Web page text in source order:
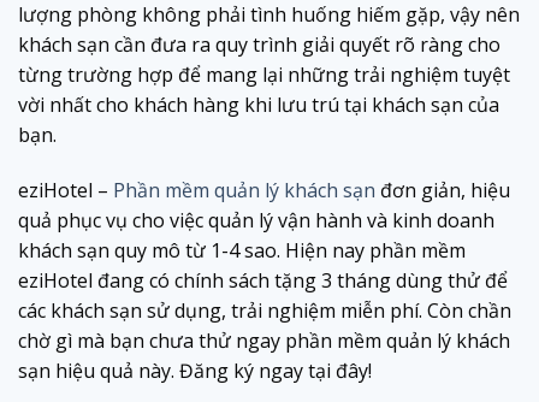
lượng phòng không phải tình huống hiếm gặp, vậy nên
khách sạn cần đưa ra quy trình giải quyết rõ ràng cho
từng trường hợp để mang lại những trải nghiệm tuyệt
vời nhất cho khách hàng khi lưu trú tại khách sạn của
bạn.
eziHotel – Phần mềm quản lý khách sạn đơn giản, hiệu
quả phục vụ cho việc quản lý vận hành và kinh doanh
khách sạn quy mô từ 1-4 sao. Hiện nay phần mềm
eziHotel đang có chính sách tặng 3 tháng dùng thử để
các khách sạn sử dụng, trải nghiệm miễn phí. Còn chần
chờ gì mà bạn chưa thử ngay phần mềm quản lý khách
sạn hiệu quả này. Đăng ký ngay tại đây!